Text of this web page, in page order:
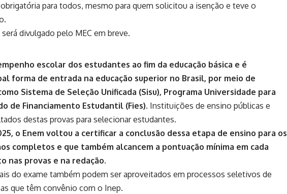
para todos, mesmo para quem solicitou a isenção e teve o
divulgado pelo MEC em breve.
escolar dos estudantes ao fim da educação básica e é
forma de entrada na educação superior no Brasil, por meio de
Sistema de Seleção Unificada (Sisu), Programa Universidade para
de Financiamento Estudantil (Fies). Instituições de ensino públicas e
destas provas para selecionar estudantes.
o Enem voltou a certificar a conclusão dessa etapa de ensino para os
completos e que também alcancem a pontuação mínima em cada
nas provas e na redação.
do exame também podem ser aproveitados em processos seletivos de
que têm convênio com o Inep.